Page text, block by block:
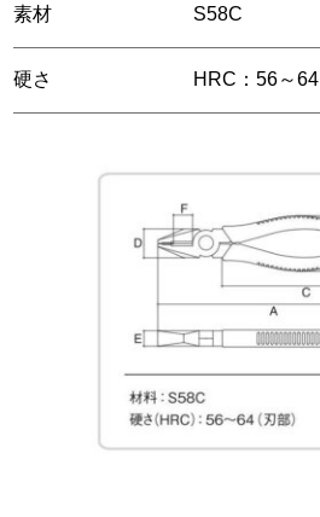
素材 S58C
硬さ HRC：56～64